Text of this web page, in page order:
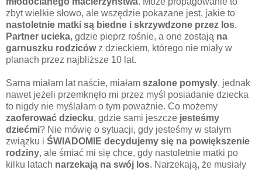
zbyt wielkie słowo, ale wszędzie pokazane jest, jakie to
nastoletnie matki są biedne i skrzywdzone przez los.
Partner ucieka, gdzie pieprz rośnie, a one zostają na
garnuszku rodzicówz dzieckiem, którego nie miały w
planach przez najbliższe 10 lat.
Sama miałam lat naście, miałam szalone pomysły, jednak
nawet jeżeli przemknęło mi przez myśl posiadanie dziecka
to nigdy nie myślałam o tym poważnie. Co możemy
zaoferować dziecku, gdzie sami jeszcze jesteśmy
dziećmi? Nie mówię o sytuacji, gdy jesteśmy w stałym
związku i ŚWIADOMIE decydujemy się na powiększenie
rodziny, ale śmiać mi się chce, gdy nastoletnie matki po
kilku latach narzekają na swój los. Narzekają, że musiały